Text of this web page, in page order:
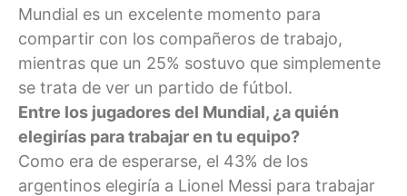
Mundial es un excelente momento para
compartir con los compañeros de trabajo,
mientras que un 25% sostuvo que simplemente
se trata de ver un partido de fútbol.
Entre los jugadores del Mundial, ¿a quién
elegirías para trabajar en tu equipo?
Como era de esperarse, el 43% de los
argentinos elegiría a Lionel Messi para trabajar